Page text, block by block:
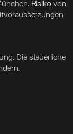
Risiko von
Die steuerliche